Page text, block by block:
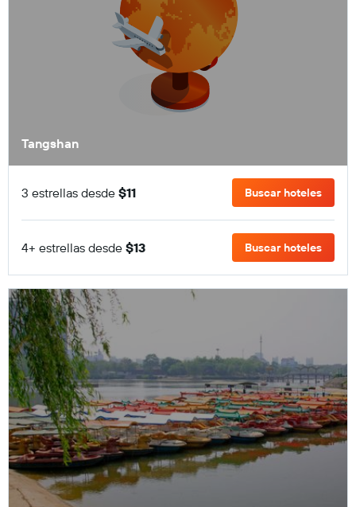
Tangshan
3 estrellas desde $11 Buscar hoteles
4+ estrellas desde $13 Buscar hoteles